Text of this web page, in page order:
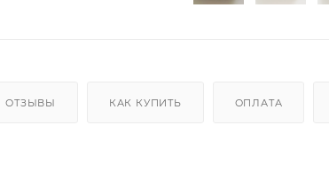
ОТЗЫВЫ КАК КУПИТЬ ОПЛАТА